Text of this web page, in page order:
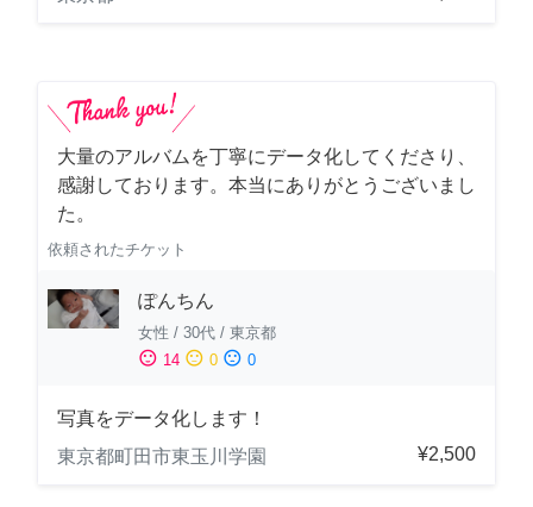
大量のアルバムを丁寧にデータ化してくださり、
感謝しております。本当にありがとうございまし
た。
依頼されたチケット
ぽんちん
女性 / 30代 / 東京都
sentiment_satisfied 14 sentiment_neutral 0 sentiment_dissatisfied 0
写真をデータ化します！
東京都町田市東玉川学園
¥2,500